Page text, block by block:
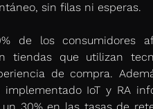
sin filas ni esperas.
de los consumidores
tiendas que utilizan
de compra.
IoT y RA